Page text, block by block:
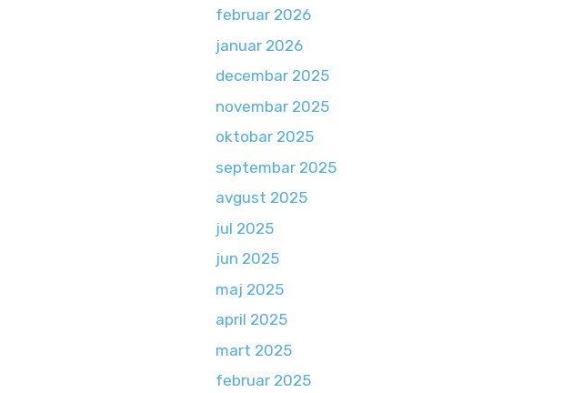
februar 2026
januar 2026
decembar 2025
novembar 2025
oktobar 2025
septembar 2025
avgust 2025
jul 2025
jun 2025
maj 2025
april 2025
mart 2025
februar 2025